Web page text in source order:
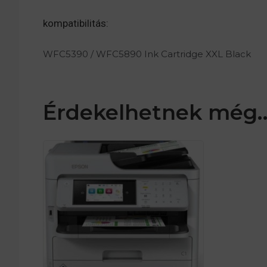
kompatibilitás:
WFC5390 / WFC5890 Ink Cartridge XXL Black
Érdekelhetnek